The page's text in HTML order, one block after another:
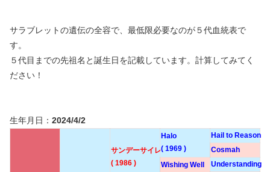
サラブレットの遺伝の全容で、最低限必要なのが５代血統表で
す。
５代目までの先祖名と誕生日を記載しています。計算してみてく
ださい！
生年月日： 2024/4/2
サンデーサイレンス
( 1986 )
Halo
( 1969 )
Hail to Reason
Cosmah
Wishing Well
Understanding